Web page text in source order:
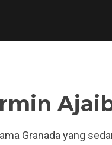
Granada yang